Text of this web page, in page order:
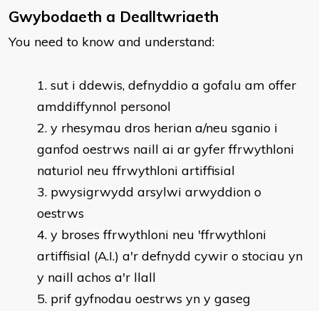
Gwybodaeth a Dealltwriaeth
You need to know and understand:
sut i ddewis, defnyddio a gofalu am offer
amddiffynnol personol
y rhesymau dros herian a/neu sganio i
ganfod oestrws naill ai ar gyfer ffrwythloni
naturiol neu ffrwythloni artiffisial
pwysigrwydd arsylwi arwyddion o
oestrws
y broses ffrwythloni neu 'ffrwythloni
artiffisial (A.I.) a'r defnydd cywir o stociau yn
y naill achos a'r llall
prif gyfnodau oestrws yn y gaseg